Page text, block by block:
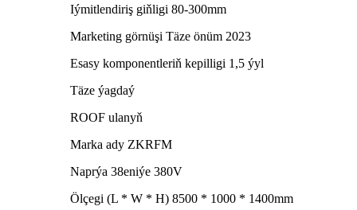
Iýmitlendiriş giňligi 80-300mm
Marketing görnüşi Täze önüm 2023
Esasy komponentleriň kepilligi 1,5 ýyl
Täze ýagdaý
ROOF ulanyň
Marka ady ZKRFM
Naprýa 38eniýe 380V
Ölçegi (L * W * H) 8500 * 1000 * 1400mm